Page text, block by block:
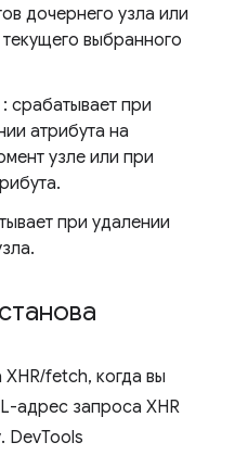
дочернего узла или
выбранного
: срабатывает при
атрибута на
узле или при
при удалении
XHR/fetch, когда вы
адрес запроса XHR
DevTools